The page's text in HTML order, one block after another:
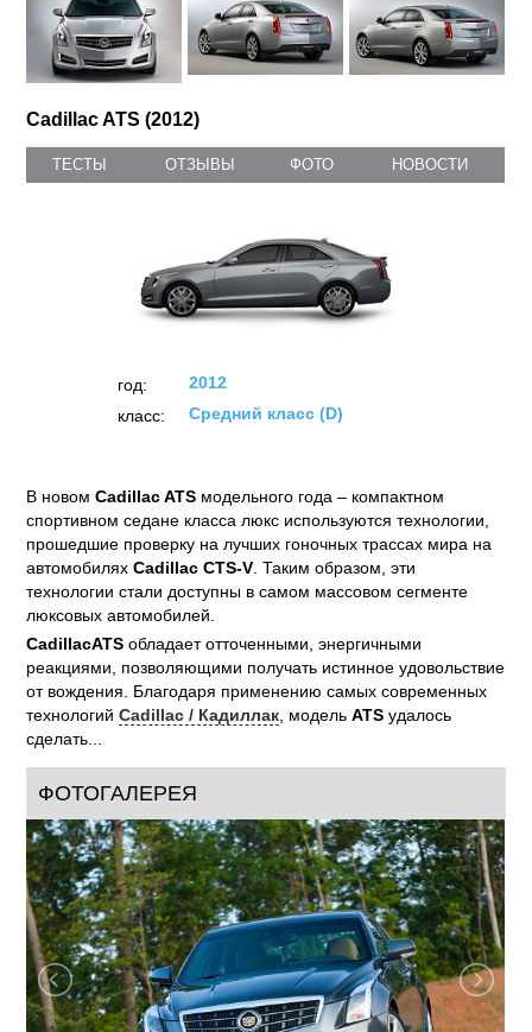
Cadillac ATS (2012)
ТЕСТЫ ОТЗЫВЫ ФОТО НОВОСТИ
год:
2012
класс:
Средний класс (D)
В новомCadillac ATS модельного года – компактном
спортивном седане класса люкс используются технологии,
прошедшие проверку на лучших гоночных трассах мира на
автомобиляхCadillac CTS-V . Таким образом, эти
технологии стали доступны в самом массовом сегменте
люксовых автомобилей.
CadillacATS обладает отточенными, энергичными
реакциями, позволяющими получать истинное удовольствие
от вождения. Благодаря применению самых современных
технологийCadillac / Кадиллак , модельATS удалось
сделать...
ФОТОГАЛЕРЕЯ